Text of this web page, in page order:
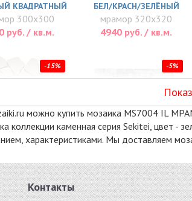
КВАДРАТНЫЙ
300x300
руб. / кв.м.
БЕЛ/КРАСН/ЗЕЛЁНЫЙ
мрамор 320x320
4940 руб. / кв.м.
-15%
BEIGE
300x300
руб. / кв.м.
-5%
MS0203 МРАМОР
ПРЕМИУМ БЕЛО-
ЧЁРНЫЙ
можно купить мозаика MS7004 IL
коллекции каменная серия Sekitei, цвет
характеристиками. Мы доставляем
Контакты